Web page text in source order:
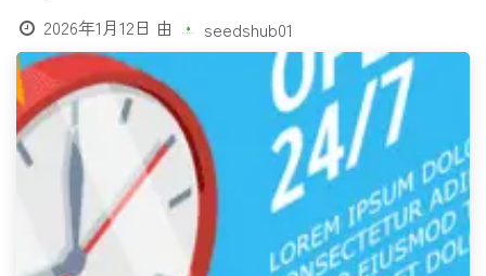
2026年1月12日 由 seedshub01